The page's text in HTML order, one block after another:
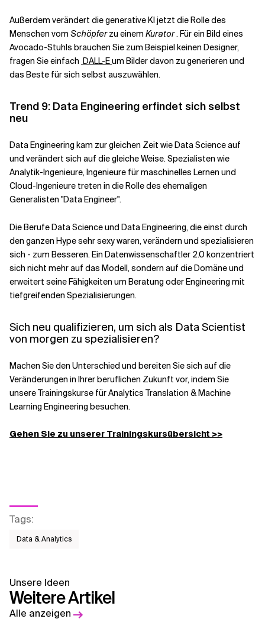
Außerdem verändert die generative KI jetzt die Rolle des
Menschen vom Schöpfer zu einem Kurator. Für ein Bild eines
Avocado-Stuhls brauchen Sie zum Beispiel keinen Designer,
fragen Sie einfach DALL-Eum Bilder davon zu generieren und
das Beste für sich selbst auszuwählen.
Trend 9: Data Engineering erfindet sich selbst
neu
Data Engineering kam zur gleichen Zeit wie Data Science auf
und verändert sich auf die gleiche Weise. Spezialisten wie
Analytik-Ingenieure, Ingenieure für maschinelles Lernen und
Cloud-Ingenieure treten in die Rolle des ehemaligen
Generalisten "Data Engineer".
Die Berufe Data Science und Data Engineering, die einst durch
den ganzen Hype sehr sexy waren, verändern und spezialisieren
sich - zum Besseren. Ein Datenwissenschaftler 2.0 konzentriert
sich nicht mehr auf das Modell, sondern auf die Domäne und
erweitert seine Fähigkeiten um Beratung oder Engineering mit
tiefgreifenden Spezialisierungen.
Sich neu qualifizieren, um sich als Data Scientist
von morgen zu spezialisieren?
Machen Sie den Unterschied und bereiten Sie sich auf die
Veränderungen in Ihrer beruflichen Zukunft vor, indem Sie
unsere Trainingskurse für Analytics Translation & Machine
Learning Engineering besuchen.
Gehen Sie zu unserer Trainingskursübersicht >>
Tags:
Data & Analytics
Unsere Ideen
Weitere Artikel
Alle anzeigen